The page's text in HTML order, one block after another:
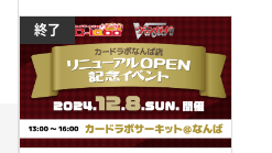
終了